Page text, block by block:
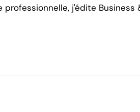
professionnelle, j'édite